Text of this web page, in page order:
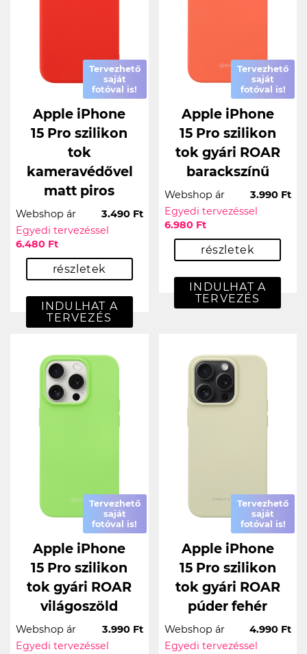
Tervezhető
saját
fotóval is!
Apple iPhone
15 Pro szilikon
tok
kameravédővel
matt piros
Webshop ár
3.490 Ft
Egyedi tervezéssel
6.480 Ft
részletek
INDULHAT A
TERVEZÉS
Tervezhető
saját
fotóval is!
Apple iPhone
15 Pro szilikon
tok gyári ROAR
barackszínű
Webshop ár
3.990 Ft
Egyedi tervezéssel
6.980 Ft
részletek
INDULHAT A
TERVEZÉS
Tervezhető
saját
fotóval is!
Apple iPhone
15 Pro szilikon
tok gyári ROAR
világoszöld
Webshop ár
3.990 Ft
Egyedi tervezéssel
Tervezhető
saját
fotóval is!
Apple iPhone
15 Pro szilikon
tok gyári ROAR
púder fehér
Webshop ár
4.990 Ft
Egyedi tervezéssel